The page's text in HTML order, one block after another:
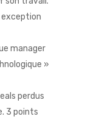
exception
manager
»
perdus
3 points